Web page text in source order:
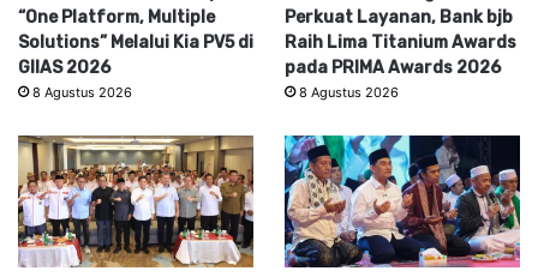
“One Platform, Multiple
Solutions” Melalui Kia PV5 di
GIIAS 2026
8 Agustus 2026
Perkuat Layanan, Bank bjb
Raih Lima Titanium Awards
pada PRIMA Awards 2026
8 Agustus 2026